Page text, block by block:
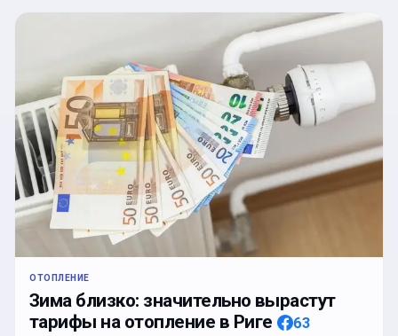
ОТОПЛЕНИЕ
Зима близко: значительно вырастут
тарифы на отопление в Риге
63